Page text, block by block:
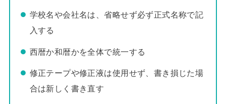
学校名や会社名は、省略せず必ず正式名称で記
入する
西暦か和暦かを全体で統一する
修正テープや修正液は使用せず、書き損じた場
合は新しく書き直す